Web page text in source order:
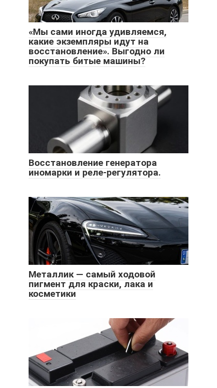
«Мы сами иногда удивляемся,
какие экземпляры идут на
восстановление». Выгодно ли
покупать битые машины?
Восстановление генератора
иномарки и реле-регулятора.
Металлик — самый ходовой
пигмент для краски, лака и
косметики